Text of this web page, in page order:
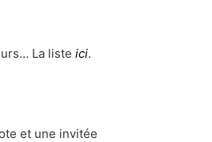
La listeici.
et une invitée